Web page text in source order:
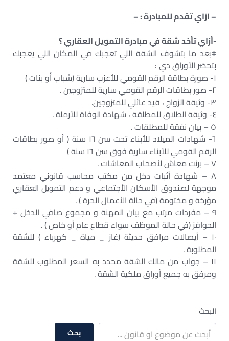
– ازاي تقدم للمبادرة : –
-أزاي تأخد شقة في مبادرة التمويل العقاري ؟
#بعد ما بتشوف الشقة اللي تعجبك في المكان اللي يعجبك
بتحضر الأوراق دي :
١- صورة بطاقة الرقم القومي للأعزب سارية (شباب أو بنات )
٢- صور بطاقات الرقم القومي سارية للمتزوجين .
٣- وثيقة الزواج ، قيد عائلي للمتزوجين.
٤- وثيقة الطلاق للمطلقة ، شهادة الوفاة للأرملة .
٥ – بيان نفقة للمطلقات .
٦- شهادات الميلاد للأبناء تحت سن ١٦ سنة ( أو صور بطاقات
الرقم القومي للأبناء سارية فوق سن ١٦ سنة )
٧ – برنت معاش لأصحاب المعاشات .
٨ – شهادة أثبات دخل من مكتب محاسب قانوني معتمد
موجهة لصندوق الأسكان الأجتماعي و دعم التمويل العقاري
مؤرخة و مختومة (في حالة الأعمال الحرة ) .
٩ – مفردات مرتب مع بيان المهنة و مجموع صافي الدخل +
الحوافز (في حالة الموظف سواء قطاع عام أو خاص ) .
١٠ – أيصالات مرافق حديثة (غاز _ مياة _ كهرباء ) للشقة
المطلوبة .
١١ – جواب من مالك الشقة محدد به السعر المطلوب للشقة
ومرفق به جميع أوراق ملكية الشقة .
البحث
بحث